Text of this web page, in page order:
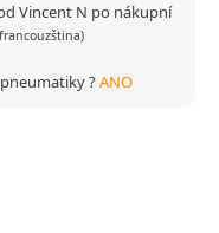
Vincent N po nákupní
?ANO